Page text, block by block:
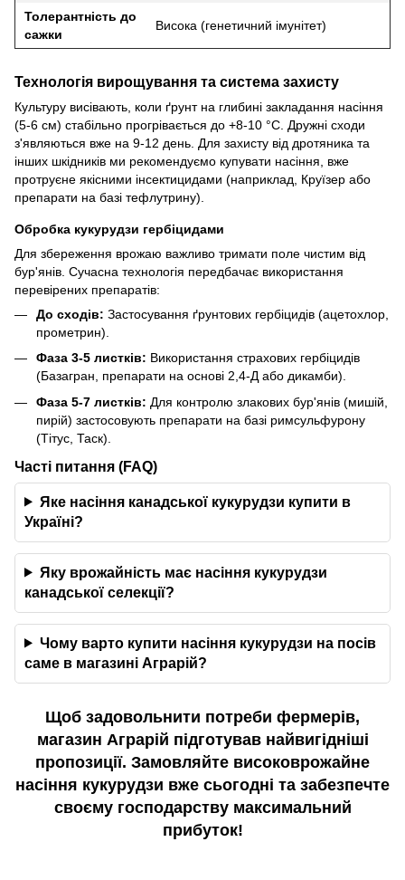
Толерантність до
сажки
Висока (генетичний імунітет)
Технологія вирощування та система захисту
Культуру висівають, коли ґрунт на глибині закладання насіння
(5-6 см) стабільно прогрівається до +8-10 °C. Дружні сходи
з'являються вже на 9-12 день. Для захисту від дротяника та
інших шкідників ми рекомендуємо купувати насіння, вже
протруєне якісними інсектицидами (наприклад, Круїзер або
препарати на базі тефлутрину).
Обробка кукурудзи гербіцидами
Для збереження врожаю важливо тримати поле чистим від
бур'янів. Сучасна технологія передбачає використання
перевірених препаратів:
До сходів: Застосування ґрунтових гербіцидів (ацетохлор,
прометрин).
Фаза 3-5 листків: Використання страхових гербіцидів
(Базагран, препарати на основі 2,4-Д або дикамби).
Фаза 5-7 листків: Для контролю злакових бур'янів (мишій,
пирій) застосовують препарати на базі римсульфурону
(Тітус, Таск).
Часті питання (FAQ)
Яке насіння канадської кукурудзи купити в
Україні?
Яку врожайність має насіння кукурудзи
канадської селекції?
Чому варто купити насіння кукурудзи на посів
саме в магазині Аграрій?
Щоб задовольнити потреби фермерів,
магазин Аграрій підготував найвигідніші
пропозиції. Замовляйте високоврожайне
насіння кукурудзи вже сьогодні та забезпечте
своєму господарству максимальний
прибуток!